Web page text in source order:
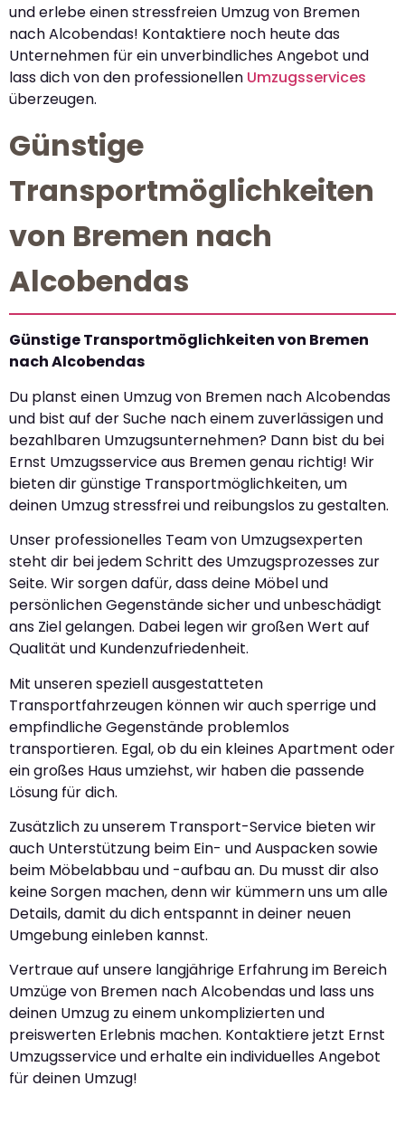
und erlebe einen stressfreien Umzug von Bremen
nach Alcobendas! Kontaktiere noch heute das
Unternehmen für ein unverbindliches Angebot und
lass dich von den professionellen Umzugsservices
überzeugen.
Günstige
Transportmöglichkeiten
von Bremen nach
Alcobendas
Günstige Transportmöglichkeiten von Bremen
nach Alcobendas
Du planst einen Umzug von Bremen nach Alcobendas
und bist auf der Suche nach einem zuverlässigen und
bezahlbaren Umzugsunternehmen? Dann bist du bei
Ernst Umzugsservice aus Bremen genau richtig! Wir
bieten dir günstige Transportmöglichkeiten, um
deinen Umzug stressfrei und reibungslos zu gestalten.
Unser professionelles Team von Umzugsexperten
steht dir bei jedem Schritt des Umzugsprozesses zur
Seite. Wir sorgen dafür, dass deine Möbel und
persönlichen Gegenstände sicher und unbeschädigt
ans Ziel gelangen. Dabei legen wir großen Wert auf
Qualität und Kundenzufriedenheit.
Mit unseren speziell ausgestatteten
Transportfahrzeugen können wir auch sperrige und
empfindliche Gegenstände problemlos
transportieren. Egal, ob du ein kleines Apartment oder
ein großes Haus umziehst, wir haben die passende
Lösung für dich.
Zusätzlich zu unserem Transport-Service bieten wir
auch Unterstützung beim Ein- und Auspacken sowie
beim Möbelabbau und -aufbau an. Du musst dir also
keine Sorgen machen, denn wir kümmern uns um alle
Details, damit du dich entspannt in deiner neuen
Umgebung einleben kannst.
Vertraue auf unsere langjährige Erfahrung im Bereich
Umzüge von Bremen nach Alcobendas und lass uns
deinen Umzug zu einem unkomplizierten und
preiswerten Erlebnis machen. Kontaktiere jetzt Ernst
Umzugsservice und erhalte ein individuelles Angebot
für deinen Umzug!